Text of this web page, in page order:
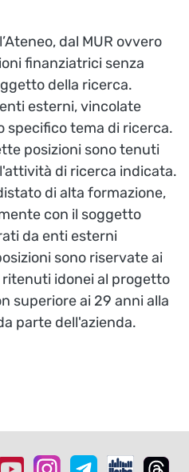
dal MUR ovvero
finanziatrici senza
della ricerca.
esterni, vincolate
specifico tema di ricerca.
posizioni sono tenuti
di ricerca indicata.
di alta formazione,
con il soggetto
da enti esterni
sono riservate ai
idonei al progetto
superiore ai 29 anni alla
parte dell'azienda.